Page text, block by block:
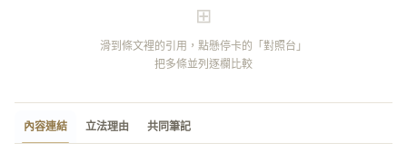
⊞
滑到條文裡的引用，點懸停卡的「對照台」
把多條並列逐欄比較
內容連結 立法理由 共同筆記